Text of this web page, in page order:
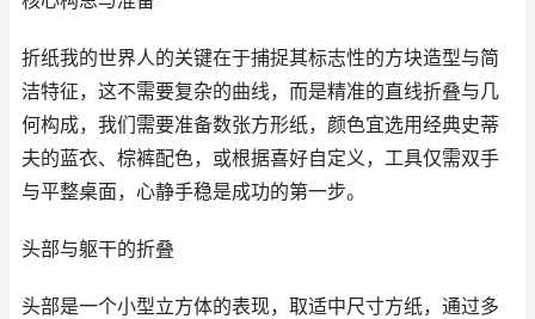
折纸我的世界人的关键在于捕捉其标志性的方块造型与简
洁特征，这不需要复杂的曲线，而是精准的直线折叠与几
何构成，我们需要准备数张方形纸，颜色宜选用经典史蒂
夫的蓝衣、棕裤配色，或根据喜好自定义，工具仅需双手
与平整桌面，心静手稳是成功的第一步。
头部与躯干的折叠
头部是一个小型立方体的表现，取适中尺寸方纸，通过多